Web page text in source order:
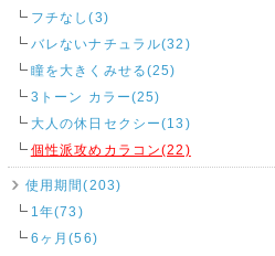
フチなし(3)
バレないナチュラル(32)
瞳を大きくみせる(25)
3トーン カラー(25)
大人の休日セクシー(13)
個性派攻めカラコン(22)
使用期間(203)
1年(73)
6ヶ月(56)